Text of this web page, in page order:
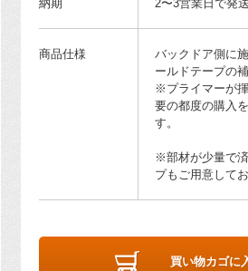
納期 2〜3営業日で発送
商品仕様
バックドア側に
ールドテープの
※プライマーが
要の都度の購入
す。
※部材が少量で
プもご用意してお
買い物カゴに